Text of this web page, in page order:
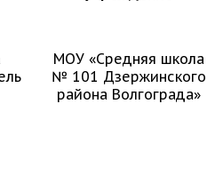
МОУ «Средняя школа
№ 101 Дзержинского
района Волгограда»